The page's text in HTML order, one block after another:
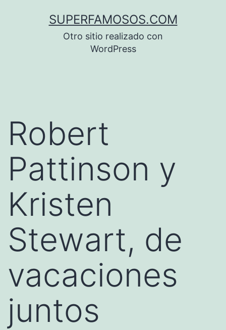
SUPERFAMOSOS.COM
Otro sitio realizado con
WordPress
Robert
Pattinson y
Kristen
Stewart, de
vacaciones
juntos